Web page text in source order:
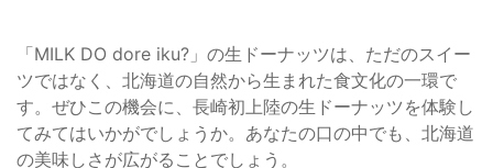
「MILK DO dore iku?」の生ドーナッツは、ただのスイー
ツではなく、北海道の自然から生まれた食文化の一環で
す。ぜひこの機会に、長崎初上陸の生ドーナッツを体験し
てみてはいかがでしょうか。あなたの口の中でも、北海道
の美味しさが広がることでしょう。